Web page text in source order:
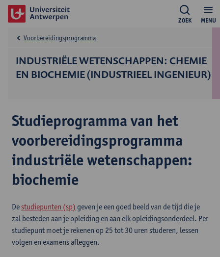
MENU
ZOEK
INDUSTRIËLE WETENSCHAPPEN: CHEMIE
EN BIOCHEMIE (INDUSTRIEEL INGENIEUR)
Voorbereidingsprogramma
Studieprogramma van het
voorbereidingsprogramma
industriële wetenschappen:
biochemie
De studiepunten (sp) geven je een goed beeld van de tijd die je
zal besteden aan je opleiding en aan elk opleidingsonderdeel. Per
studiepunt moet je rekenen op 25 tot 30 uren studeren, lessen
volgen en examens afleggen.